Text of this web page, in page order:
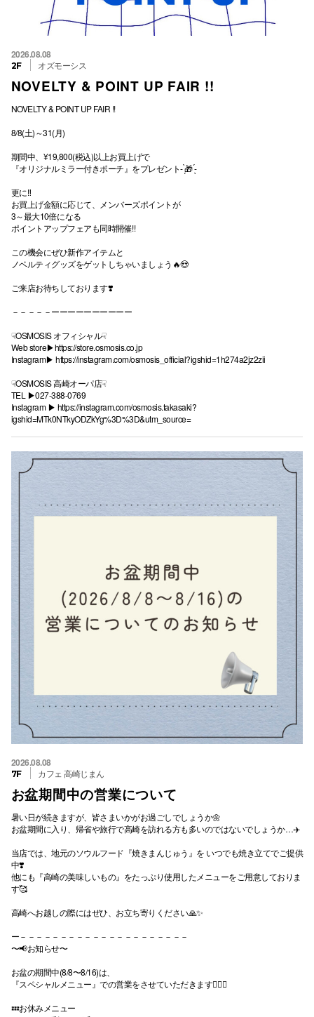
2026.08.08
2F オズモーシス
NOVELTY & POINT UP FAIR !!
NOVELTY & POINT UP FAIR !!
8/8(土)～31(月)
期間中、¥19,800(税込)以上お買上げで
『オリジナルミラー付きポーチ』をプレゼント- ̗̀🎁 ̖́-
更に‼️
お買上げ金額に応じて、メンバーズポイントが
3～最大10倍になる
ポイントアップフェアも同時開催!!
この機会にぜひ新作アイテムと
ノベルティグッズをゲットしちゃいましょう🔥😍
ご来店お待ちしております❣️
－－－－－ーーーーーーーーーー
☟OSMOSIS オフィシャル☟
Web store▶︎https://store.osmosis.co.jp
Instagram▶︎https://instagram.com/osmosis_official?igshid=1h274a2jz2zii
☟OSMOSIS 高崎オーパ店☟
TEL ▶︎027-388-0769
Instagram ▶︎ https://instagram.com/osmosis.takasaki?
igshid=MTk0NTkyODZkYg%3D%3D&utm_source=
2026.08.08
7F カフェ 高崎じまん
お盆期間中の営業について
暑い日が続きますが、皆さまいかがお過ごしでしょうか🌼
お盆期間に入り、帰省や旅行で高崎を訪れる方も多いのではないでしょうか…✈️
当店では、地元のソウルフード『焼きまんじゅう』を いつでも焼き立てでご提供
中❣️
他にも『高崎の美味しいもの』をたっぷり使用したメニューをご用意しておりま
す🥰
高崎へお越しの際にはぜひ、お立ち寄りください🙏✨
ー－－－－－－－－－－－－－－－－－－－－－
〜📢お知らせ〜
お盆の期間中(8/8〜8/16)は、
『スペシャルメニュー』での営業をさせていただきます💁🏻‍♀️
💤お休みメニュー